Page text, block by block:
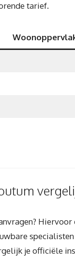
tarief.
Hiervoor
je officiële